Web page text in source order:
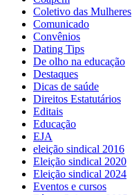
Coletivo das Mulheres
Comunicado
Convênios
Dating Tips
De olho na educação
Destaques
Dicas de saúde
Direitos Estatutários
Editais
Educação
EJA
eleição sindical 2016
Eleição sindical 2020
Eleição sindical 2024
Eventos e cursos